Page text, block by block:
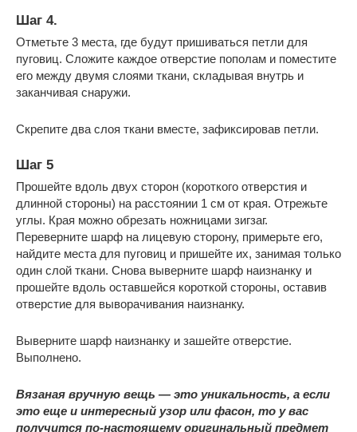
Шаг 4.
Отметьте 3 места, где будут пришиваться петли для
пуговиц. Сложите каждое отверстие пополам и поместите
его между двумя слоями ткани, складывая внутрь и
заканчивая снаружи.
Скрепите два слоя ткани вместе, зафиксировав петли.
Шаг 5
Прошейте вдоль двух сторон (короткого отверстия и
длинной стороны) на расстоянии 1 см от края. Отрежьте
углы. Края можно обрезать ножницами зигзаг.
Переверните шарф на лицевую сторону, примерьте его,
найдите места для пуговиц и пришейте их, занимая только
один слой ткани. Снова выверните шарф наизнанку и
прошейте вдоль оставшейся короткой стороны, оставив
отверстие для выворачивания наизнанку.
Выверните шарф наизнанку и зашейте отверстие.
Выполнено.
Вязаная вручную вещь — это уникальность, а если
это еще и интересный узор или фасон, то у вас
получится по-настоящему оригинальный предмет